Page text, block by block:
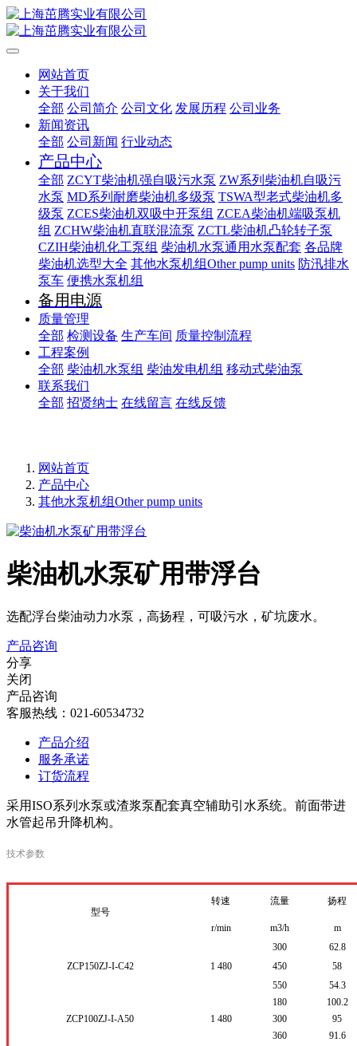
网站首页
关于我们
全部 公司简介 公司文化 发展历程 公司业务
新闻资讯
全部 公司新闻 行业动态
产品中心
全部 ZCYT柴油机强自吸污水泵 ZW系列柴油机自吸污
水泵 MD系列耐磨柴油机多级泵 TSWA型老式柴油机多
级泵 ZCES柴油机双吸中开泵组 ZCEA柴油机端吸泵机
组 ZCHW柴油机直联混流泵 ZCTL柴油机凸轮转子泵
CZIH柴油机化工泵组 柴油机水泵通用水泵配套 各品牌
柴油机选型大全 其他水泵机组Other pump units 防汛排水
泵车 便携水泵机组
备用电源
质量管理
全部 检测设备 生产车间 质量控制流程
工程案例
全部 柴油机水泵组 柴油发电机组 移动式柴油泵
联系我们
全部 招贤纳士 在线留言 在线反馈
网站首页
产品中心
其他水泵机组Other pump units
柴油机水泵矿用带浮台
选配浮台柴油动力水泵，高扬程，可吸污水，矿坑废水。
产品咨询
分享
关闭
产品咨询
客服热线：021-60534732
产品介绍
服务承诺
订货流程
采用ISO系列水泵或渣浆泵配套真空辅助引水系统。前面带进
水管起吊升降机构。
技术参数
型号
转速 流量 扬程
r/min m3/h m
ZCP150ZJ-I-C42 1 480
300
62.8
450
58
550
54.3
ZCP100ZJ-I-A50 1 480
180
100.2
300
95
360
91.6